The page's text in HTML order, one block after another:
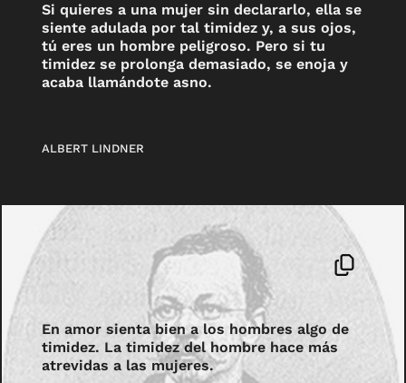
Si quieres a una mujer sin declararlo, ella se
siente adulada por tal timidez y, a sus ojos,
tú eres un hombre peligroso. Pero si tu
timidez se prolonga demasiado, se enoja y
acaba llamándote asno.
ALBERT LINDNER
En amor sienta bien a los hombres algo de
timidez. La timidez del hombre hace más
atrevidas a las mujeres.